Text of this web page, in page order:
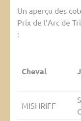
Un aperçu des
Prix de l’Arc de
:
Cheval
MISHRIFF